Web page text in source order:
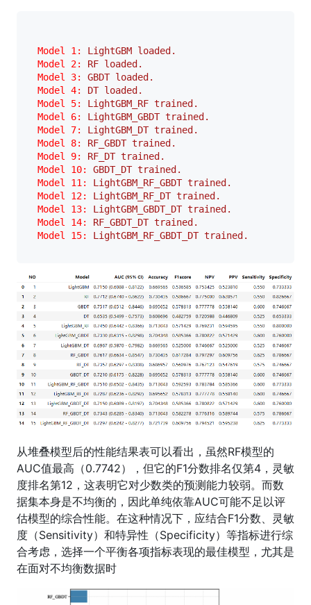
Model 1: LightGBM loaded.
Model 2:
RF loaded.
Model 3:
GBDT loaded.
Model 4:
DT loaded.
Model 5:
LightGBM_RF trained.
Model 6:
LightGBM_GBDT trained.
Model 7:
LightGBM_DT trained.
Model 8:
RF_GBDT trained.
Model 9:
RF_DT trained.
Model 10:
GBDT_DT trained.
Model 11:
LightGBM_RF_GBDT trained.
Model 12:
LightGBM_RF_DT trained.
Model 13:
LightGBM_GBDT_DT trained.
Model 14:
RF_GBDT_DT trained.
Model 15:
LightGBM_RF_GBDT_DT trained.
从堆叠模型后的性能结果表可以看出，虽然RF模型的
AUC值最高（0.7742），但它的F1分数排名仅第4，灵敏
度排名第12，这表明它对少数类的预测能力较弱。而数
据集本身是不均衡的，因此单纯依靠AUC可能不足以评
估模型的综合性能。在这种情况下，应结合F1分数、灵敏
度（Sensitivity）和特异性（Specificity）等指标进行综
合考虑，选择一个平衡各项指标表现的最佳模型，尤其是
在面对不均衡数据时